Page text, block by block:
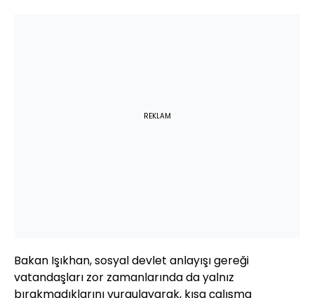
REKLAM
Bakan Işıkhan, sosyal devlet anlayışı gereği
vatandaşları zor zamanlarında da yalnız
bırakmadıklarını vurgulayarak, kısa çalışma